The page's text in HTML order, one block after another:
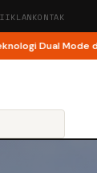
IKLANKONTAK
Dual Mode di